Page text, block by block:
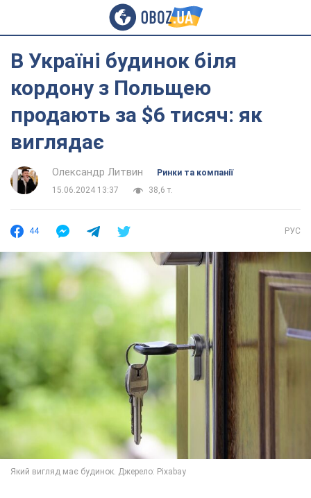
В Україні будинок біля
кордону з Польщею
продають за $6 тисяч: як
виглядає
Олександр Литвин
Ринки та компанії
15.06.2024 13:37
38,6 т.
44 РУС